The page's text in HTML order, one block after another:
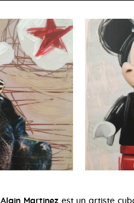
Alain Martinezest un artiste